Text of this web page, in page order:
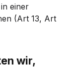
einer
(Art 13, Art
wir,